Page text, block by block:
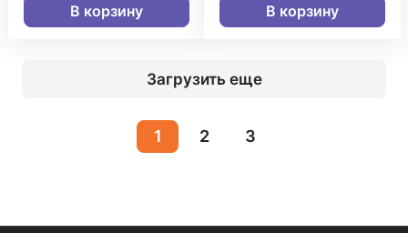
В корзину В корзину
Загрузить еще
1 2 3